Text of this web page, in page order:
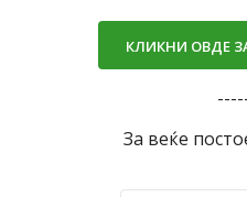
КЛИКНИ ОВДЕ
За веќе